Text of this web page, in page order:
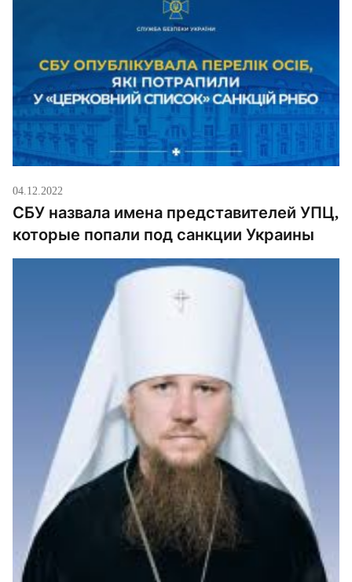
опубликования этого указа, вы будете запрещены в
священнослужении», – говорится в документе. В
04.12.2022
СБУ назвала имена представителей УПЦ,
которые попали под санкции Украины